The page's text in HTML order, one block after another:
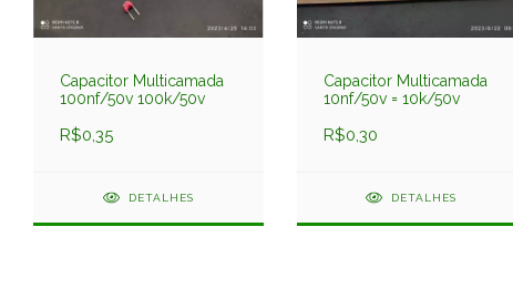
Capacitor Multicamada
100nf/50v 100k/50v
R$0,35
DETALHES
Capacitor Multicamada
10nf/50v = 10k/50v
R$0,30
DETALHES